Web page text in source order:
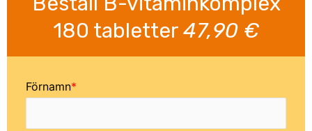
180 tabletter47,90 €
Förnamn